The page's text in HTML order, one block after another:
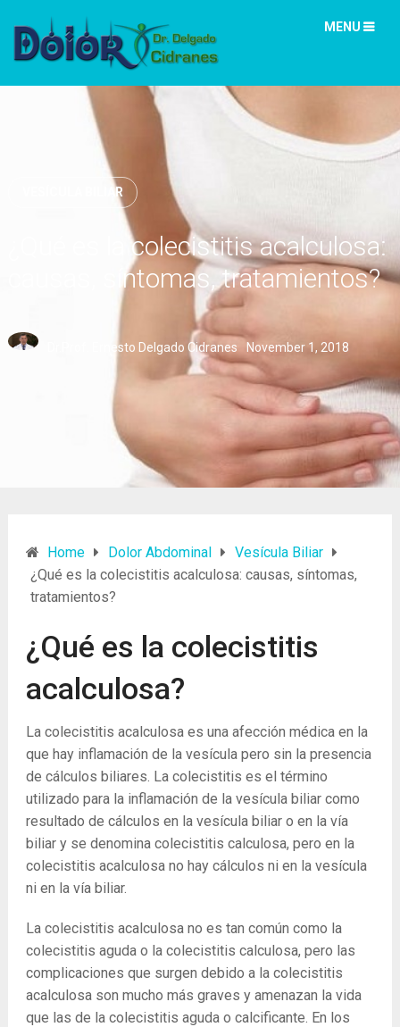
MENU
VESÍCULA BILIAR
¿Qué es la colecistitis acalculosa:
causas, síntomas, tratamientos?
Dr.Prof. Ernesto Delgado Cidranes November 1, 2018
Home Dolor Abdominal
Vesícula Biliar
¿Qué es la colecistitis acalculosa: causas, síntomas,
tratamientos?
¿Qué es la colecistitis
acalculosa?
La colecistitis acalculosa es una afección médica en la
que hay inflamación de la vesícula pero sin la presencia
de cálculos biliares. La colecistitis es el término
utilizado para la inflamación de la vesícula biliar como
resultado de cálculos en la vesícula biliar o en la vía
biliar y se denomina colecistitis calculosa, pero en la
colecistitis acalculosa no hay cálculos ni en la vesícula
ni en la vía biliar.
La colecistitis acalculosa no es tan común como la
colecistitis aguda o la colecistitis calculosa, pero las
complicaciones que surgen debido a la colecistitis
acalculosa son mucho más graves y amenazan la vida
que las de la colecistitis aguda o calcificante. En los